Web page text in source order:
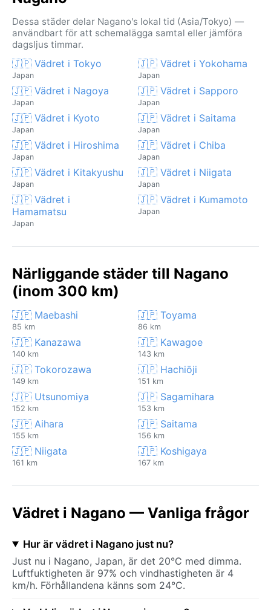
Dessa städer delar Nagano's lokal tid (Asia/Tokyo) —
användbart för att schemalägga samtal eller jämföra
dagsljus timmar.
🇯🇵 Vädret i Tokyo
Japan
🇯🇵 Vädret i Yokohama
Japan
🇯🇵 Vädret i Nagoya
Japan
🇯🇵 Vädret i Sapporo
Japan
🇯🇵 Vädret i Kyoto
Japan
🇯🇵 Vädret i Saitama
Japan
🇯🇵 Vädret i Hiroshima
Japan
🇯🇵 Vädret i Chiba
Japan
🇯🇵 Vädret i Kitakyushu
Japan
🇯🇵 Vädret i Niigata
Japan
🇯🇵 Vädret i
Hamamatsu
Japan
🇯🇵 Vädret i Kumamoto
Japan
Närliggande städer till Nagano
(inom 300 km)
🇯🇵 Maebashi
85 km
🇯🇵 Toyama
86 km
🇯🇵 Kanazawa
140 km
🇯🇵 Kawagoe
143 km
🇯🇵 Tokorozawa
149 km
🇯🇵 Hachiōji
151 km
🇯🇵 Utsunomiya
152 km
🇯🇵 Sagamihara
153 km
🇯🇵 Aihara
155 km
🇯🇵 Saitama
156 km
🇯🇵 Niigata
161 km
🇯🇵 Koshigaya
167 km
Vädret i Nagano — Vanliga frågor
Hur är vädret i Nagano just nu?
Just nu i Nagano, Japan, är det 20°C med dimma.
Luftfuktigheten är 97% och vindhastigheten är 4
km/h. Förhållandena känns som 24°C.